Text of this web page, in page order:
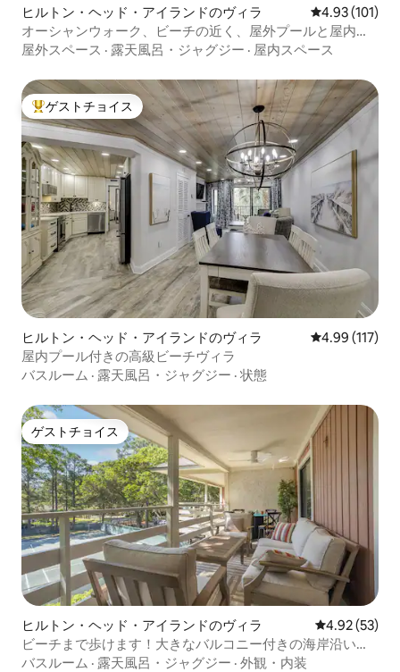
ヒルトン・ヘッド・アイランドのヴィラ レビュー101
4.93 (101)
オーシャンウォーク、ビーチの近く、屋外プールと屋内プ
ール
屋外スペース · 露天風呂・ジャグジー · 屋内スペース
大好評のゲストチョイスです。
ゲストチョイス
ヒルトン・ヘッド・アイランドのヴィラ レビュー117
4.99 (117)
屋内プール付きの高級ビーチヴィラ
バスルーム · 露天風呂・ジャグジー · 状態
ゲストチョイス
ゲストチョイス
ヒルトン・ヘッド・アイランドのヴィラ レビュー53
4.92 (53)
ビーチまで歩けます！大きなバルコニー付きの海岸沿いの
ヴィラ！
バスルーム · 露天風呂・ジャグジー · 外観・内装